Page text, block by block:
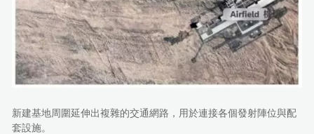
新建基地周圍延伸出複雜的交通網路，用於連接各個發射陣位與配
套設施。